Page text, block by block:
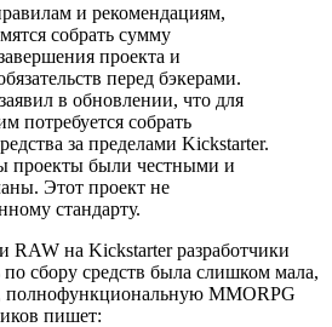
и рекомендациям,
собрать сумму
проекта и
перед бэкерами.
в обновлении, что для
потребуется собрать
за пределами Kickstarter.
проекты были честными и
Этот проект не
стандарту.
RAW на Kickstarter разработчики
сбору средств была слишком мала,
полнофункциональную MMORPG
пишет: